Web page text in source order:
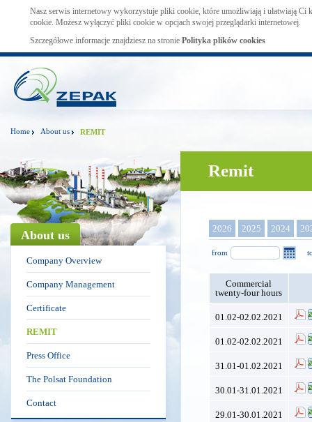
Nasz serwis internetowy wykorzystuje pliki cookie, które umożliwiają i ułatwiają Ci
cookie. Możesz wyłączyć pliki cookie w opcjach swojej przeglądarki internetowej.
Szczegółowe informacje znajdziesz na stronie Polityka plików cookies
Home About us REMIT
About us
Company Overview
Company Management
Certificate
REMIT
Press Office
The Polsat Foundation
Contact
Remit
2026 2025 2024
from
Commercial
twenty-four hours
01.02-02.02.2021
01.02-02.02.2021
31.01-01.02.2021
30.01-31.01.2021
29.01-30.01.2021